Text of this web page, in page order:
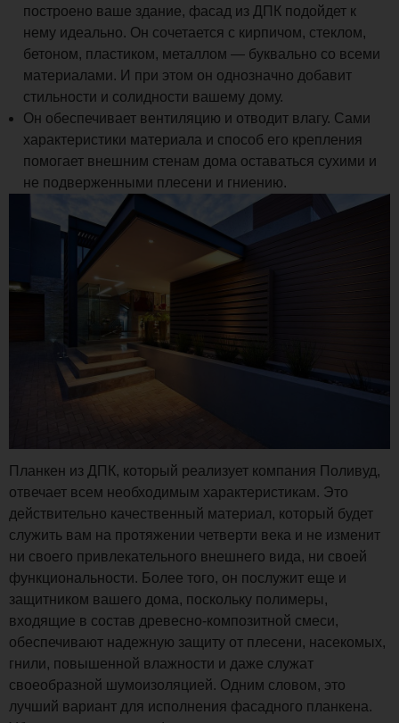
построено ваше здание, фасад из ДПК подойдет к
нему идеально. Он сочетается с кирпичом, стеклом,
бетоном, пластиком, металлом — буквально со всеми
материалами. И при этом он однозначно добавит
стильности и солидности вашему дому.
Он обеспечивает вентиляцию и отводит влагу. Сами
характеристики материала и способ его крепления
помогает внешним стенам дома оставаться сухими и
не подверженными плесени и гниению.
Планкен из ДПК, который реализует компания Поливуд,
отвечает всем необходимым характеристикам. Это
действительно качественный материал, который будет
служить вам на протяжении четверти века и не изменит
ни своего привлекательного внешнего вида, ни своей
функциональности. Более того, он послужит еще и
защитником вашего дома, поскольку полимеры,
входящие в состав древесно-композитной смеси,
обеспечивают надежную защиту от плесени, насекомых,
гнили, повышенной влажности и даже служат
своеобразной шумоизоляцией. Одним словом, это
лучший вариант для исполнения фасадного планкена.